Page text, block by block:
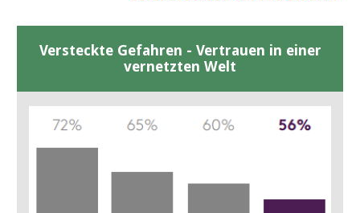
Versteckte Gefahren - Vertrauen in einer
vernetzten Welt